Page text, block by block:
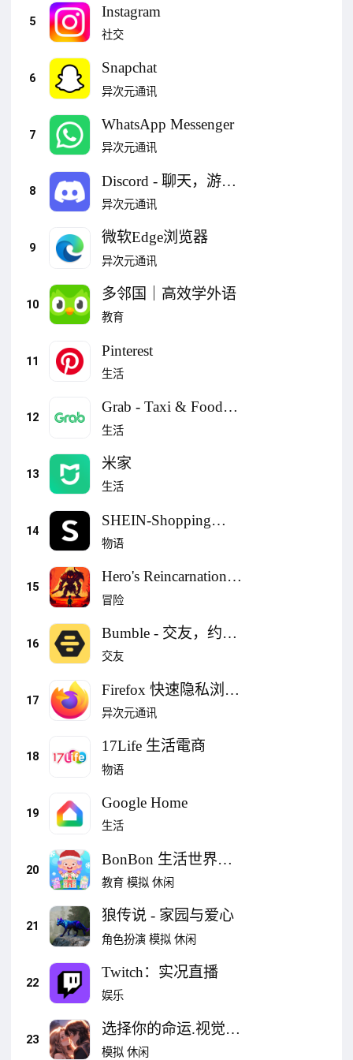
5
Instagram
社交
6
Snapchat
异次元通讯
7
WhatsApp Messenger
异次元通讯
8
Discord - 聊天，游
戏，消磨时光
异次元通讯
9
微软Edge浏览器
异次元通讯
10
多邻国｜高效学外语
教育
11
Pinterest
生活
12
Grab - Taxi & Food
Delivery
生活
13
米家
生活
14
SHEIN-Shopping
Online
物语
15
Hero's Reincarnation
Journey
冒险
16
Bumble - 交友，约
会，扩大人际网
交友
17
Firefox 快速隐私浏览
器
异次元通讯
18
17Life 生活電商
物语
19
Google Home
生活
20
BonBon 生活世界儿
童游戏
教育 模拟 休闲
21
狼传说 - 家园与爱心
角色扮演 模拟 休闲
22
Twitch：实况直播
娱乐
23
选择你的命运.视觉小
说与爱情选择.创造你
模拟 休闲